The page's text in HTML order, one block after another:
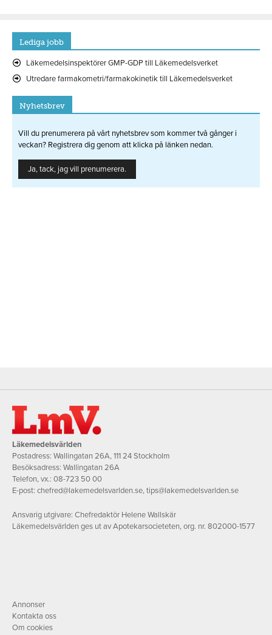
Lediga jobb
Läkemedelsinspektörer GMP-GDP till Läkemedelsverket
Utredare farmakometri/farmakokinetik till Läkemedelsverket
Nyhetsbrev
Vill du prenumerera på vårt nyhetsbrev som kommer två gånger i
veckan? Registrera dig genom att klicka på länken nedan.
Ja, tack, jag vill prenumerera.
Läkemedelsvärlden
Postadress: Wallingatan 26A, 111 24 Stockholm
Besöksadress: Wallingatan 26A
Telefon, vx.: 08-723 50 00
E-post: chefred@lakemedelsvarlden.se,tips@lakemedelsvarlden.se
Ansvarig utgivare: Chefredaktör Helene Wallskär
Läkemedelsvärlden ges ut av Apotekarsocieteten, org. nr. 802000-1577
Annonser
Kontakta oss
Om cookies